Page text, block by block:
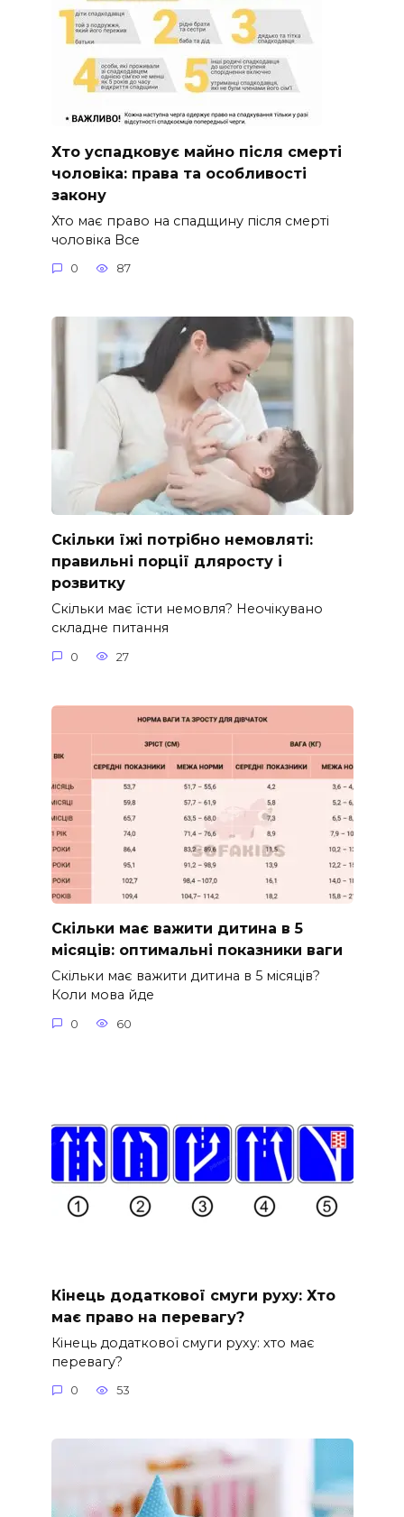
Хто успадковує майно після смерті
чоловіка: права та особливості
закону
Хто має право на спадщину після смерті
чоловіка Все
0 87
Скільки їжі потрібно немовляті:
правильні порції дляросту і
розвитку
Скільки має їсти немовля? Неочікувано
складне питання
0 27
Скільки має важити дитина в 5
місяців: оптимальні показники ваги
Скільки має важити дитина в 5 місяців?
Коли мова йде
0 60
Кінець додаткової смуги руху: Хто
має право на перевагу?
Кінець додаткової смуги руху: хто має
перевагу?
0 53